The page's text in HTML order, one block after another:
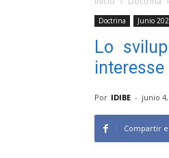
Doctrina Junio
Lo
Por IDIBE - junio
Compartir